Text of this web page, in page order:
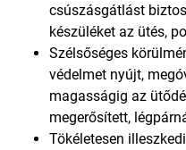
csúszásgátlást
készüléket az ütés,
Szélsőséges
védelmet nyújt,
magasságig az
megerősített,
Tökéletesen